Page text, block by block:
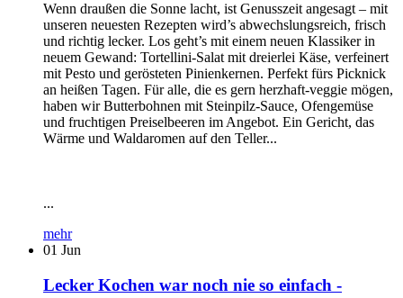
Wenn draußen die Sonne lacht, ist Genusszeit angesagt – mit
unseren neuesten Rezepten wird’s abwechslungsreich, frisch
und richtig lecker. Los geht’s mit einem neuen Klassiker in
neuem Gewand: Tortellini-Salat mit dreierlei Käse, verfeinert
mit Pesto und gerösteten Pinienkernen. Perfekt fürs Picknick
an heißen Tagen. Für alle, die es gern herzhaft-veggie mögen,
haben wir Butterbohnen mit Steinpilz-Sauce, Ofengemüse
und fruchtigen Preiselbeeren im Angebot. Ein Gericht, das
Wärme und Waldaromen auf den Teller...
...
mehr
01 Jun
Lecker Kochen war noch nie so einfach -